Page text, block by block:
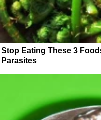
Stop Eating These 3
Parasites